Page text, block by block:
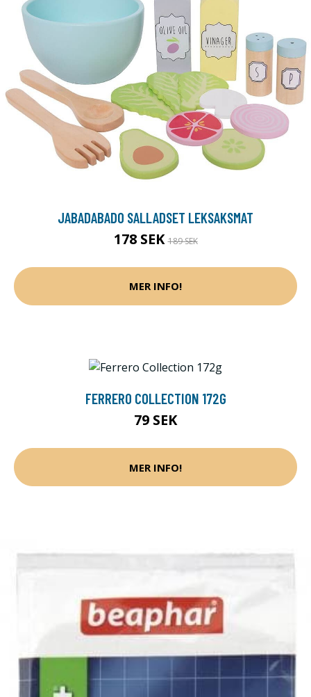
JABADABADO SALLADSET LEKSAKSMAT
178 SEK189 SEK
MER INFO!
FERRERO COLLECTION 172G
79 SEK
MER INFO!